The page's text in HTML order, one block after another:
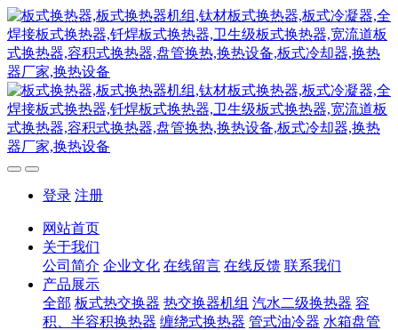
登录 注册
网站首页
关于我们
公司简介 企业文化 在线留言 在线反馈 联系我们
产品展示
全部 板式热交换器 热交换器机组 汽水二级换热器 容
积、半容积换热器 缠绕式换热器 管式油冷器 水箱盘管